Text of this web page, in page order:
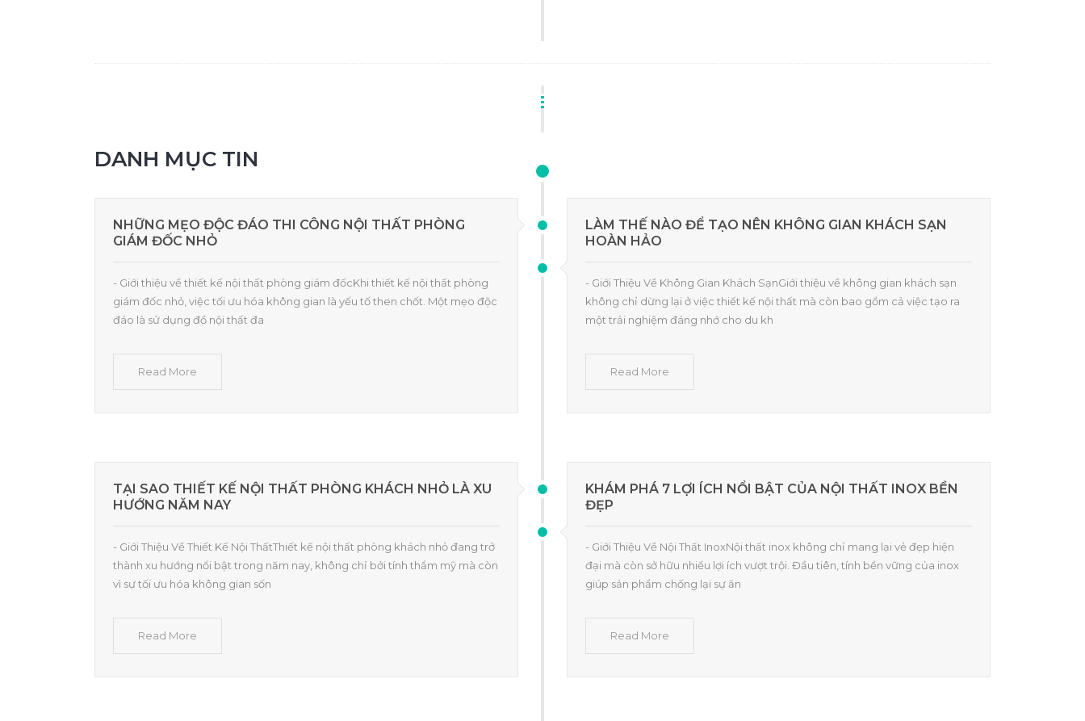
DANH MỤC TIN
NHỮNG MẸO ĐỘC ĐÁO THI CÔNG NỘI THẤT PHÒNG
GIÁM ĐỐC NHỎ
- Giới thiệu về thiết kế nội thất phòng giám đốcKhi thiết kế nội thất phòng
giám đốc nhỏ, việc tối ưu hóa không gian là yếu tố then chốt. Một mẹo độc
đáo là sử dụng đồ nội thất đa
Read More
LÀM THẾ NÀO ĐỂ TẠO NÊN KHÔNG GIAN KHÁCH SẠN
HOÀN HẢO
- Giới Thiệu Về Không Gian Khách SạnGiới thiệu về không gian khách sạn
không chỉ dừng lại ở việc thiết kế nội thất mà còn bao gồm cả việc tạo ra
một trải nghiệm đáng nhớ cho du kh
Read More
TẠI SAO THIẾT KẾ NỘI THẤT PHÒNG KHÁCH NHỎ LÀ XU
HƯỚNG NĂM NAY
- Giới Thiệu Về Thiết Kế Nội ThấtThiết kế nội thất phòng khách nhỏ đang trở
thành xu hướng nổi bật trong năm nay, không chỉ bởi tính thẩm mỹ mà còn
vì sự tối ưu hóa không gian sốn
Read More
KHÁM PHÁ 7 LỢI ÍCH NỔI BẬT CỦA NỘI THẤT INOX BỀN
ĐẸP
- Giới Thiệu Về Nội Thất InoxNội thất inox không chỉ mang lại vẻ đẹp hiện
đại mà còn sở hữu nhiều lợi ích vượt trội. Đầu tiên, tính bền vững của inox
giúp sản phẩm chống lại sự ăn
Read More